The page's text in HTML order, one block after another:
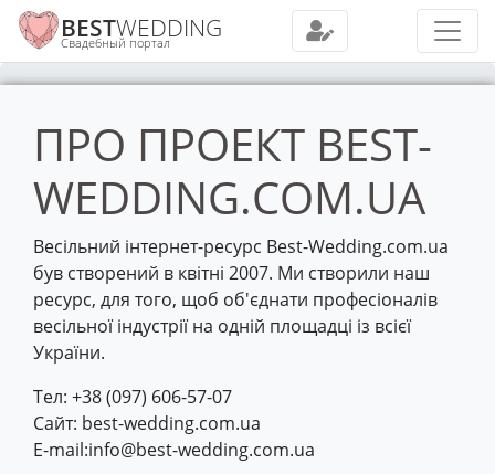
BESTWEDDING
Свадебный портал
ПРО ПРОЕКТ BEST-
WEDDING.COM.UA
Весільний інтернет-ресурс Best-Wedding.com.ua
був створений в квітні 2007. Ми створили наш
ресурс, для того, щоб об'єднати професіоналів
весільної індустрії на одній площадці із всієї
України.
Тел: +38 (097) 606-57-07
Сайт: best-wedding.com.ua
E-mail:info@best-wedding.com.ua